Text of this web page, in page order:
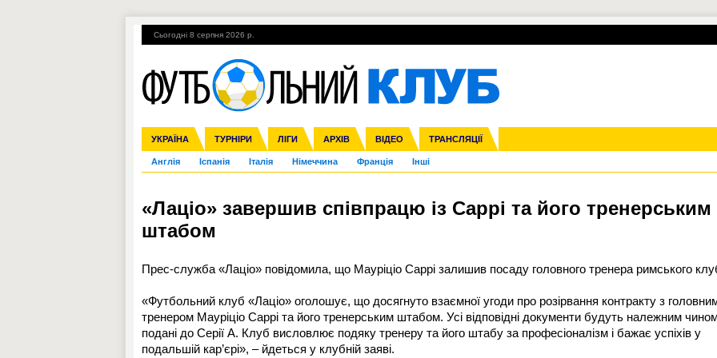
Сьогодні 8 серпня 2026 р.
УКРАЇНА ТУРНІРИ ЛІГИ АРХІВ ВІДЕО ТРАНСЛЯЦІЇ
Збірна Прем'єр-ліга Перша ліга Друга ліга Кубок України Молодіжка
Ліга чемпіонів Ліга Європи Міжнародні Ліга націй Ліга конференцій
Англія Іспанія Італія Німеччина Франція Інші
ЧС-2014 ЄВРО-2016 Росія Кубок конфедерацій ЧЄ-2015 (U-21)
Гарячі теми УПЛ, 2-й тур ВІЙНА УПЛ-ПЕРЕХОДИ
«Лаціо» завершив співпрацю із Саррі та його тренерським
штабом
Прес-служба «Лаціо» повідомила, що Мауріціо Саррі залишив посаду головного тренера римського
«Футбольний клуб «Лаціо» оголошує, що досягнуто взаємної угоди про розірвання контракту з
тренером Мауріціо Саррі та його тренерським штабом. Усі відповідні документи будуть належним
подані до Серії А. Клуб висловлює подяку тренеру та його штабу за професіоналізм і бажає успіхів у
подальшій кар’єрі», – йдеться у клубній заяві.